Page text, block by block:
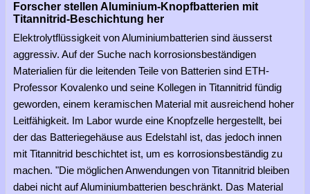
Forscher stellen Aluminium-Knopfbatterien mit
Titannitrid-Beschichtung her
Elektrolytflüssigkeit von Aluminiumbatterien sind äusserst
aggressiv. Auf der Suche nach korrosionsbeständigen
Materialien für die leitenden Teile von Batterien sind ETH-
Professor Kovalenko und seine Kollegen in Titannitrid fündig
geworden, einem keramischen Material mit ausreichend hoher
Leitfähigkeit. Im Labor wurde eine Knopfzelle hergestellt, bei
der das Batteriegehäuse aus Edelstahl ist, das jedoch innen
mit Titannitrid beschichtet ist, um es korrosionsbeständig zu
machen. "Die möglichen Anwendungen von Titannitrid bleiben
dabei nicht auf Aluminiumbatterien beschränkt. Das Material